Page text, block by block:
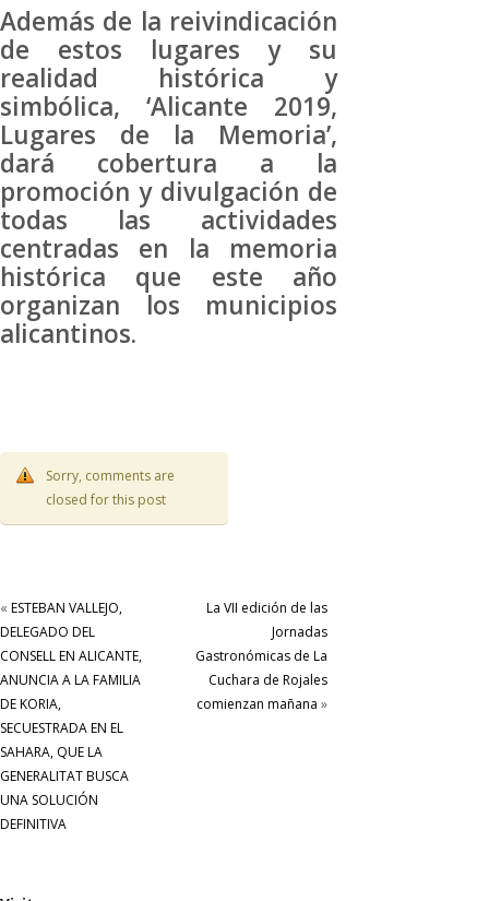
Además de la reivindicación
de estos lugares y su
realidad histórica y
simbólica, ‘Alicante 2019,
Lugares de la Memoria’,
dará cobertura a la
promoción y divulgación de
todas las actividades
centradas en la memoria
histórica que este año
organizan los municipios
alicantinos.
Sorry, comments are
closed for this post
« ESTEBAN VALLEJO,
DELEGADO DEL
CONSELL EN ALICANTE,
ANUNCIA A LA FAMILIA
DE KORIA,
SECUESTRADA EN EL
SAHARA, QUE LA
GENERALITAT BUSCA
UNA SOLUCIÓN
DEFINITIVA
La VII edición de las
Jornadas
Gastronómicas de La
Cuchara de Rojales
comienzan mañana »